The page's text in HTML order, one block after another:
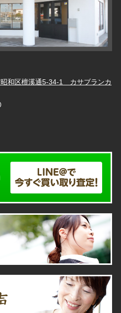
和区檀溪通5-34-1 カサブランカ